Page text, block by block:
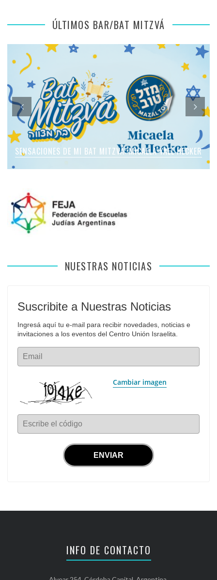
ÚLTIMOS BAR/BAT MITZVÁ
SENSACIONES DE MI BAT MITZVÁ: MICAELA YAEL HECKER
SENSACIONES DE MI BAT MITZVÁ: MARTINA SOL LEVY
SENSACIONES DE MI BAT MITZVÁ: MICAELA ROMANO
APFELBAUM
SENSACIONES DE MI BAT MITZVÁ: VIOLETA LIEBMAN
SENSACIONES EN MI BAR MITZVÁ: VITALI GUIDA
NUESTRAS NOTICIAS
Suscribite a Nuestras Noticias
Ingresá aquí tu e-mail para recibir novedades, noticias e
invitaciones a los eventos del Centro Unión Israelita.
Email
Cambiar imagen
Escribe el código
INFO DE CONTACTO